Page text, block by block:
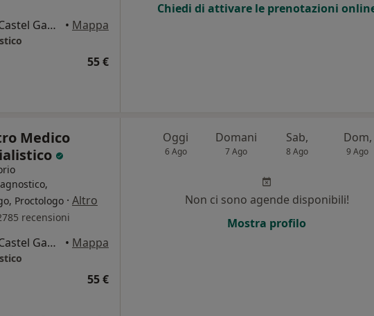
Piazzale Leonardo da Vinci, Castel Gandolfo • Mappa
55 €
Chiedi di attivare le prenotazioni
Medico
Proctologo · Altro
recensioni
Piazzale Leonardo da Vinci, Castel Gandolfo • Mappa
55 €
Oggi
6 Ago
Domani
7 Ago
Sab,
8 Ago
Dom,
9 Ago
Non ci sono agende disponibili!
Mostra profilo